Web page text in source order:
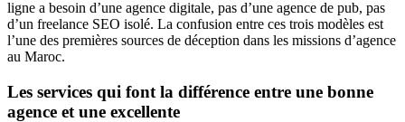
ligne a besoin d’une agence digitale, pas d’une agence de pub, pas
d’un freelance SEO isolé. La confusion entre ces trois modèles est
l’une des premières sources de déception dans les missions d’agence
au Maroc.
Les services qui font la différence entre une bonne
agence et une excellente